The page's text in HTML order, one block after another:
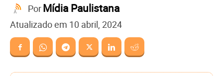
PorMídia Paulistana
Atualizado em 10 abril, 2024